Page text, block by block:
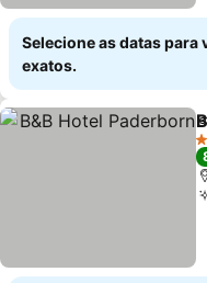
Selecione as datas para
exatos.
2